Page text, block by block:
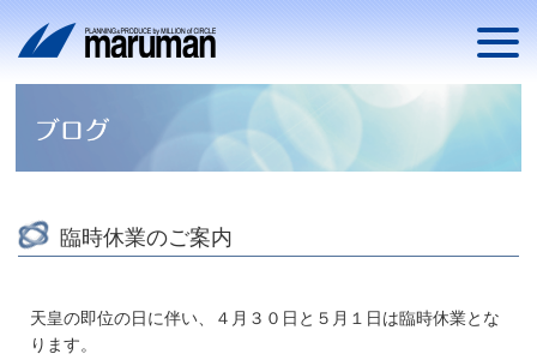
臨時休業のご案内
天皇の即位の日に伴い、４月３０日と５月１日は臨時休業とな
ります。